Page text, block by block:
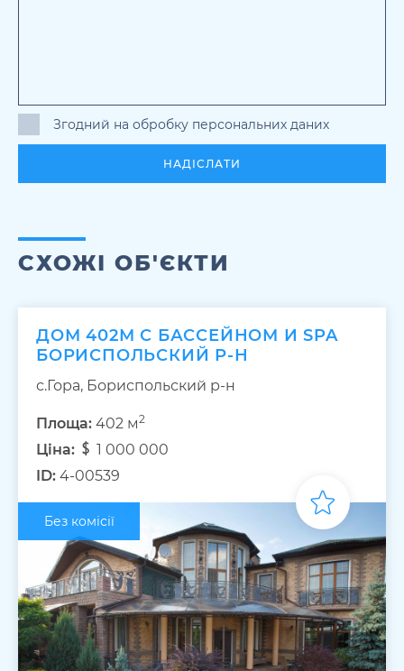
Згодний на обробку персональних даних
НАДІСЛАТИ
СХОЖІ ОБ'ЄКТИ
ДОМ 402М С БАССЕЙНОМ И SPA
БОРИСПОЛЬСКИЙ Р-Н
с.Гора, Бориспольский р-н
Площа: 402 м2
Ціна:
1 000 000
ID: 4-00539
Без комісії